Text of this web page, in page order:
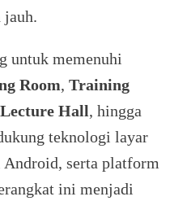
jauh.
untuk memenuhi
Room, Training
Lecture Hall, hingga
teknologi layar
serta platform
ini menjadi